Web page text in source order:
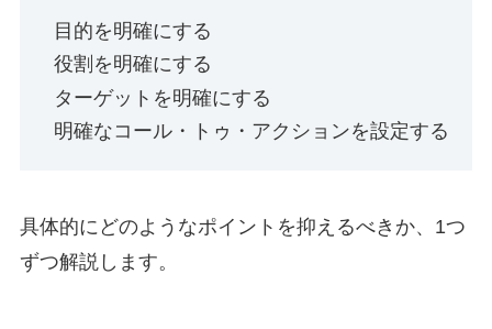
目的を明確にする
役割を明確にする
ターゲットを明確にする
明確なコール・トゥ・アクションを設定する
具体的にどのようなポイントを抑えるべきか、1つ
ずつ解説します。